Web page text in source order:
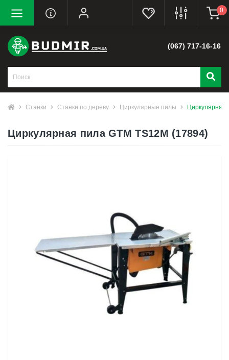
0
(067) 717-16-16
Станки Станки по дереву Циркулярные пилы Циркулярная
Циркулярная пила GTM TS12M (17894)